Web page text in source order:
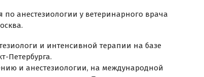
по анестезиологии у ветеринарного врача
и интенсивной терапии на базе
Петербурга.
и анестезиологии, на международной